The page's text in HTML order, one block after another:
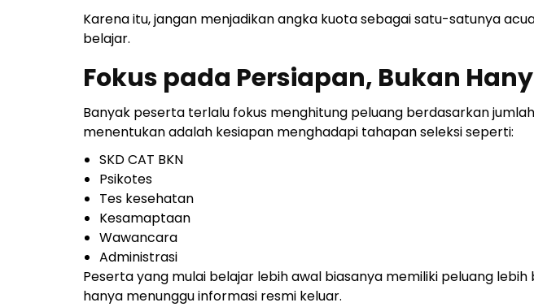
Karena itu, jangan menjadikan angka kuota sebagai satu-satunya
belajar.
Fokus pada Persiapan, Bukan
Banyak peserta terlalu fokus menghitung peluang berdasarkan
menentukan adalah kesiapan menghadapi tahapan seleksi seperti:
SKD CAT BKN
Psikotes
Tes kesehatan
Kesamaptaan
Wawancara
Administrasi
Peserta yang mulai belajar lebih awal biasanya memiliki peluang
hanya menunggu informasi resmi keluar.